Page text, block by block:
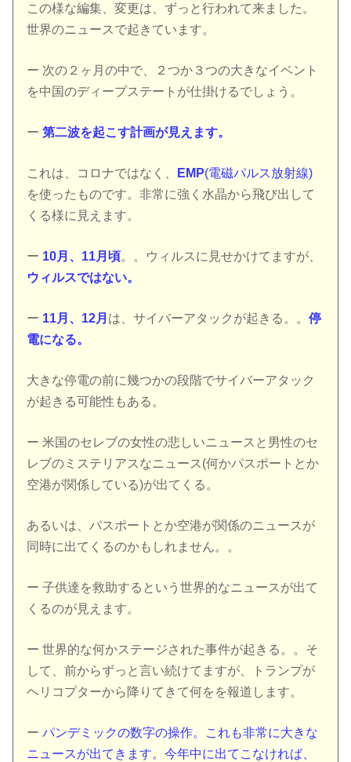
この様な編集、変更は、ずっと行われて来ました。
世界のニュースで起きています。
ー 次の２ヶ月の中で、２つか３つの大きなイベント
を中国のディープステートが仕掛けるでしょう。
ー第二波を起こす計画が見えます。
これは、コロナではなく、 EMP(電磁パルス放射線)
を使ったものです。非常に強く水晶から飛び出して
くる様に見えます。
ー 10月、11月頃。。ウィルスに見せかけてますが、
ウィルスではない。
ー 11月、12月 は、サイバーアタックが起きる。。停
電になる。
大きな停電の前に幾つかの段階でサイバーアタック
が起きる可能性もある。
ー 米国のセレブの女性の悲しいニュースと男性のセ
レブのミステリアスなニュース(何かパスポートとか
空港が関係している)が出てくる。
あるいは、パスポートとか空港が関係のニュースが
同時に出てくるのかもしれません。。
ー 子供達を救助するという世界的なニュースが出て
くるのが見えます。
ー 世界的な何かステージされた事件が起きる。。そ
して、前からずっと言い続けてますが、トランプが
ヘリコプターから降りてきて何をを報道します。
ーパンデミックの数字の操作。これも非常に大きな
ニュースが出てきます。今年中に出てこなければ、